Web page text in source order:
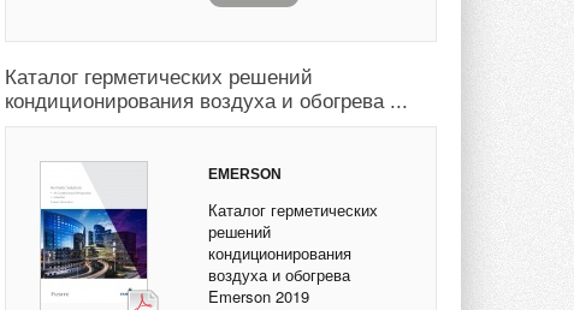
Каталог герметических решений
кондиционирования воздуха и обогрева ...
EMERSON
Каталог герметических
решений
кондиционирования
воздуха и обогрева
Emerson 2019